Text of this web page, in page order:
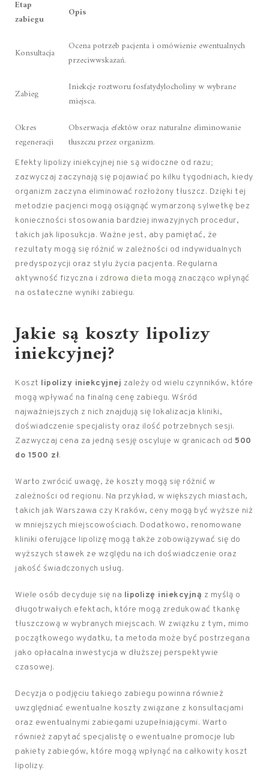
Etap
zabiegu
Opis
Konsultacja
Ocena potrzeb pacjenta i omówienie ewentualnych
przeciwwskazań.
Zabieg
Iniekcje roztworu fosfatydylocholiny w wybrane
miejsca.
Okres
regeneracji
Obserwacja efektów oraz naturalne eliminowanie
tłuszczu przez organizm.
Efekty lipolizy iniekcyjnej nie są widoczne od razu;
zazwyczaj zaczynają się pojawiać po kilku tygodniach, kiedy
organizm zaczyna eliminować rozłożony tłuszcz. Dzięki tej
metodzie pacjenci mogą osiągnąć wymarzoną sylwetkę bez
konieczności stosowania bardziej inwazyjnych procedur,
takich jak liposukcja. Ważne jest, aby pamiętać, że
rezultaty mogą się różnić w zależności od indywidualnych
predyspozycji oraz stylu życia pacjenta. Regularna
aktywność fizyczna i zdrowa dieta mogą znacząco wpłynąć
na ostateczne wyniki zabiegu.
Jakie są koszty lipolizy
iniekcyjnej?
Koszt lipolizy iniekcyjnej zależy od wielu czynników, które
mogą wpływać na finalną cenę zabiegu. Wśród
najważniejszych z nich znajdują się lokalizacja kliniki,
doświadczenie specjalisty oraz ilość potrzebnych sesji.
Zazwyczaj cena za jedną sesję oscyluje w granicach od 500
do 1500 zł.
Warto zwrócić uwagę, że koszty mogą się różnić w
zależności od regionu. Na przykład, w większych miastach,
takich jak Warszawa czy Kraków, ceny mogą być wyższe niż
w mniejszych miejscowościach. Dodatkowo, renomowane
kliniki oferujące lipolizę mogą także zobowiązywać się do
wyższych stawek ze względu na ich doświadczenie oraz
jakość świadczonych usług.
Wiele osób decyduje się na lipolizę iniekcyjną z myślą o
długotrwałych efektach, które mogą zredukować tkankę
tłuszczową w wybranych miejscach. W związku z tym, mimo
początkowego wydatku, ta metoda może być postrzegana
jako opłacalna inwestycja w dłuższej perspektywie
czasowej.
Decyzja o podjęciu takiego zabiegu powinna również
uwzględniać ewentualne koszty związane z konsultacjami
oraz ewentualnymi zabiegami uzupełniającymi. Warto
również zapytać specjalistę o ewentualne promocje lub
pakiety zabiegów, które mogą wpłynąć na całkowity koszt
lipolizy.